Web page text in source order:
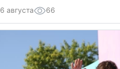
6 августа 66